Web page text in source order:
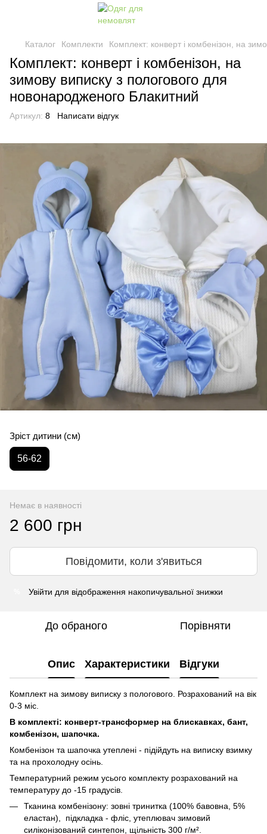
Каталог Комплекти Комплект: конверт і комбенізон, на
Комплект: конверт і комбенізон, на
зимову виписку з пологового для
новонародженого Блакитний
Артикул: 8 Написати відгук
Зріст дитини (см)
56-62
Немає в наявності
2 600 грн
Повідомити, коли з'явиться
Увійти для відображення накопичувальної знижки
До обраного Порівняти
Опис Характеристики Відгуки
Комплект на зимову виписку з пологового. Розрахований на вік
0-3 міс.
В комплекті: конверт-трансформер на блискавках, бант,
комбенізон, шапочка.
Комбенізон та шапочка утеплені - підійдуть на виписку взимку
та на прохолодну осінь.
Температурний режим усього комплекту розрахований на
температуру до -15 градусів.
Тканина комбенізону: зовні тринитка (100% бавовна, 5%
еластан), підкладка - фліс, утеплювач зимовий
силіконізований синтепон, щільність 300 г/м².